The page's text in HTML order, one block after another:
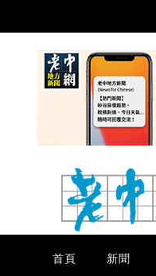
首頁 新聞